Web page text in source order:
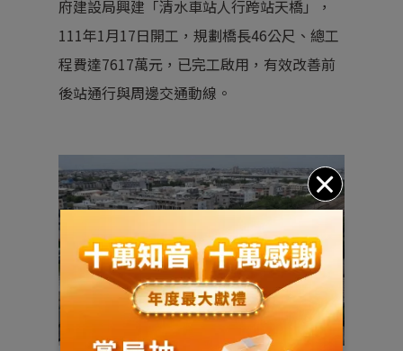
府建設局興建「清水車站人行跨站天橋」，
111年1月17日開工，規劃橋長46公尺、總工
程費達7617萬元，已完工啟用，有效改善前
後站通行與周邊交通動線。